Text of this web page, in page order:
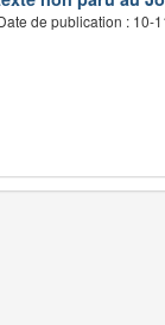
de publication : 10-